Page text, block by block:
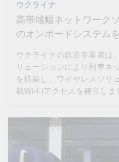
ウクライナ
高帯域幅ネットワーク
のオンボードシステム
ウクライナの鉄道事業者は
リューションにより列車ネ
を構築し、ワイヤレスソリ
載Wi-Fiアクセスを確立しま